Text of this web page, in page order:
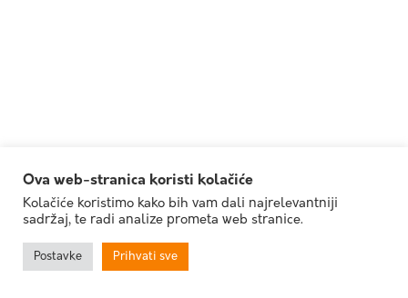
Ova web-stranica koristi kolačiće
Kolačiće koristimo kako bih vam dali najrelevantniji
sadržaj, te radi analize prometa web stranice.
Postavke Prihvati sve